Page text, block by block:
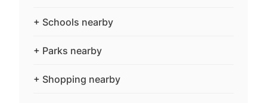
+ Schools nearby
+ Parks nearby
+ Shopping nearby